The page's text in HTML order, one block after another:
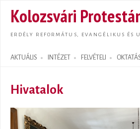
Kolozsvári
ERDÉLY REFORMÁTUS, EVANGÉLIKUS ÉS
AKTUÁLIS INTÉZET FELVÉTELI
Search form
Hivatalok